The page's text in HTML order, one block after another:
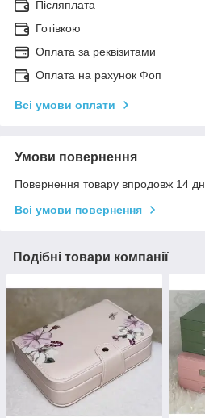
Післяплата
Готівкою
Оплата за реквізитами
Оплата на рахунок Фоп
Всі умови оплати
Умови повернення
Повернення товару впродовж 14
Всі умови повернення
Подібні товари компанії